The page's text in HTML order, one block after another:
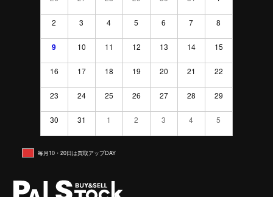
2 3 4 5 6 7 8
9 10 11 12 13 14 15
16 17 18 19 20 21 22
23 24 25 26 27 28 29
30 31 1 2 3 4 5
毎月10・20日は買取アップDAY